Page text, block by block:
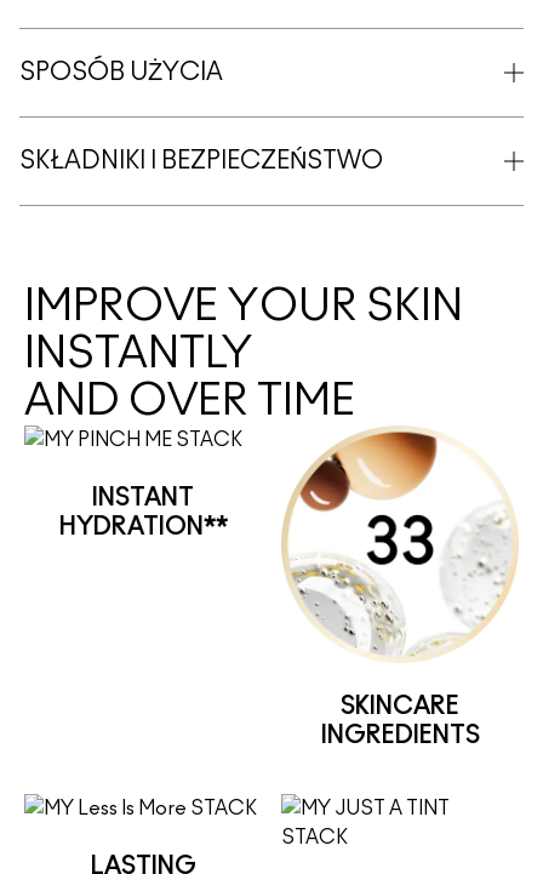
SPOSÓB UŻYCIA
SKŁADNIKI I BEZPIECZEŃSTWO
IMPROVE YOUR SKIN
INSTANTLY
AND OVER TIME
INSTANT
HYDRATION**
SKINCARE
INGREDIENTS
LASTING